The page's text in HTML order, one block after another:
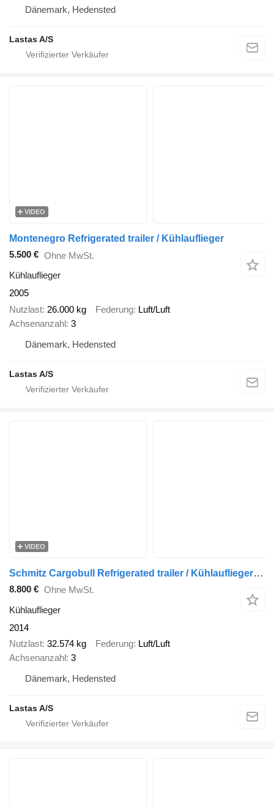
Dänemark, Hedensted
Lastas A/S
VIDEO
Montenegro Refrigerated trailer / Kühlauflieger
5.500 € Ohne MwSt.
Kühlauflieger
2005
Nutzlast 26.000 kg Federung Luft/Luft
Achsenanzahl 3
Dänemark, Hedensted
Lastas A/S
VIDEO
Schmitz Cargobull Refrigerated trailer / Kühlauflieger / Køletrailer
8.800 € Ohne MwSt.
Kühlauflieger
2014
Nutzlast 32.574 kg Federung Luft/Luft
Achsenanzahl 3
Dänemark, Hedensted
Lastas A/S